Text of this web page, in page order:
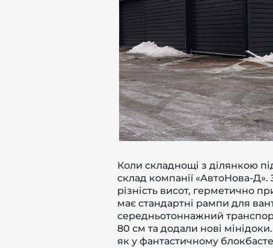
Коли складнощі з ділянкою
склад компанії «АвтоНова-
різність висот, герметично
має стандартні рампи для
середньотоннажний
80 см та додали нові
як у фантастичному